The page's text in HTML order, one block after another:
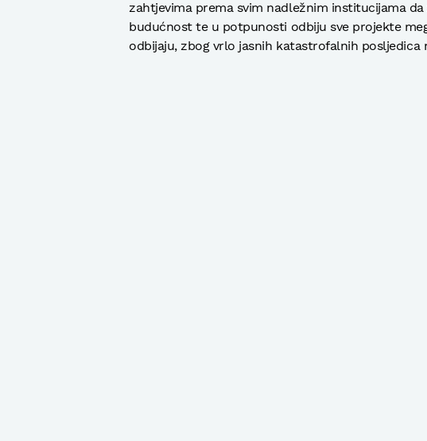
zahtjevima prema svim nadležnim institucijama
budućnost te u potpunosti odbiju sve projekte
odbijaju, zbog vrlo jasnih katastrofalnih